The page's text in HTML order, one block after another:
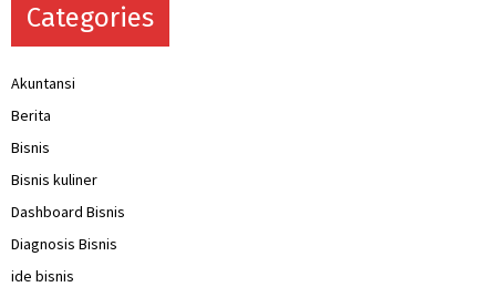
Categories
Akuntansi
Berita
Bisnis
Bisnis kuliner
Dashboard Bisnis
Diagnosis Bisnis
ide bisnis